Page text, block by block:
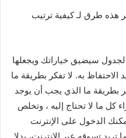
هذه طرق لـ كيفية ترتيب
سيضيق خياراتك ويجعلها
به. لا تفكر بطريقة ما
بطريقة ما الذي يجب أن يوجد
كل ما لا تحتاج إليه ، وتخلص
الدخول على الإنترنت
تريد تسوقه عبر الإنترنت، بدلا